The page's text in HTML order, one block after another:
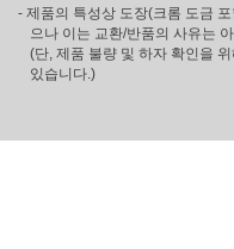
- 제품의 특성상 도장(크롬 도금
으나 이는 교환/반품의 사유는
(단, 제품 불량 및 하자 확인을
있습니다.)